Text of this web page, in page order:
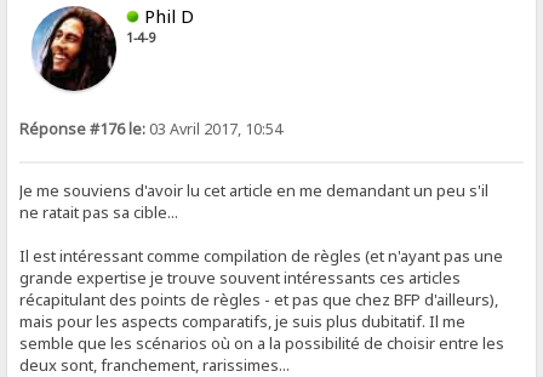
Phil D
1-4-9
Réponse #176 le: 03 Avril 2017, 10:54
Je me souviens d'avoir lu cet article en me demandant un peu s'il
ne ratait pas sa cible...
Il est intéressant comme compilation de règles (et n'ayant pas une
grande expertise je trouve souvent intéressants ces articles
récapitulant des points de règles - et pas que chez BFP d'ailleurs),
mais pour les aspects comparatifs, je suis plus dubitatif. Il me
semble que les scénarios où on a la possibilité de choisir entre les
deux sont, franchement, rarissimes...